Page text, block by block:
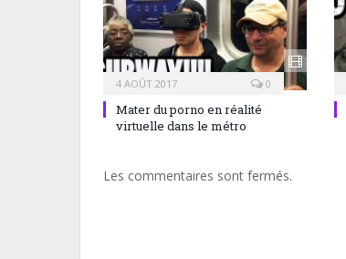
4 AOÛT 2017 0
Mater du porno en réalité
virtuelle dans le métro
Les commentaires sont fermés.